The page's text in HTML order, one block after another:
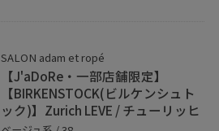
てください。
さいませ☺︎
SALON adam et ropé
【J'aDoRe・一部店舗限定】
【BIRKENSTOCK(ビルケンシュト
ック)】Zurich LEVE / チューリッヒ